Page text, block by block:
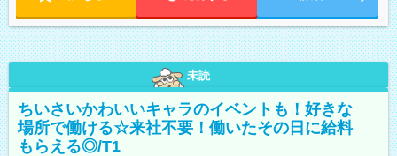
未読
ちいさいかわいいキャラのイベントも！好きな
場所で働ける☆来社不要！働いたその日に給料
もらえる◎/T1